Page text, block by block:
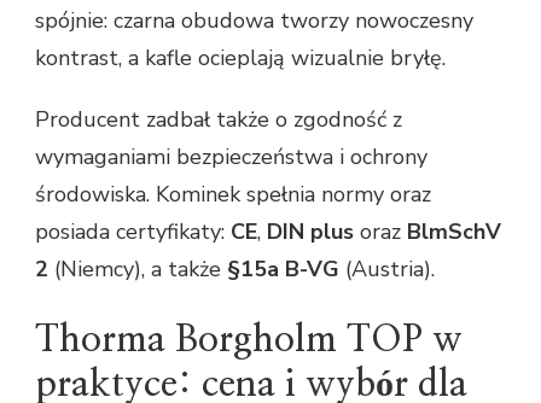
spójnie: czarna obudowa tworzy nowoczesny
kontrast, a kafle ocieplają wizualnie bryłę.
Producent zadbał także o zgodność z
wymaganiami bezpieczeństwa i ochrony
środowiska. Kominek spełnia normy oraz
posiada certyfikaty: CE, DIN plus oraz BlmSchV
2 (Niemcy), a także §15a B-VG (Austria).
Thorma Borgholm TOP w
praktyce: cena i wybór dla